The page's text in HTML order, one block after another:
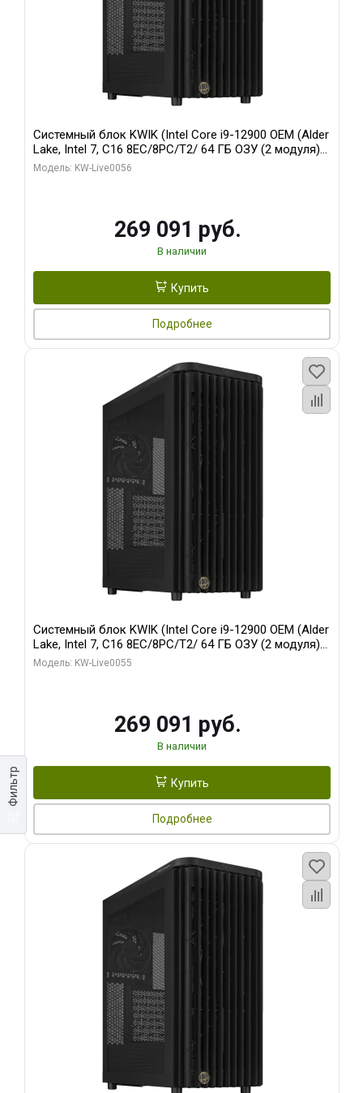
Фильтр
Системный блок KWIK (Intel Core i9-12900 OEM (Alder
Lake, Intel 7, C16 8EC/8PC/T2/ 64 ГБ ОЗУ (2 модуля)/
Palit RTX5080 INFINITY 3 OC 16GB GDDR7 256bit 3xDP
Модель: KW-Live0056
269 091 руб.
В наличии
Купить
Подробнее
Системный блок KWIK (Intel Core i9-12900 OEM (Alder
Lake, Intel 7, C16 8EC/8PC/T2/ 64 ГБ ОЗУ (2 модуля)/
MSI RTX5080 SHADOW 3X OC 16GB GDDR7 256bit 3xDP
Модель: KW-Live0055
269 091 руб.
В наличии
Купить
Подробнее